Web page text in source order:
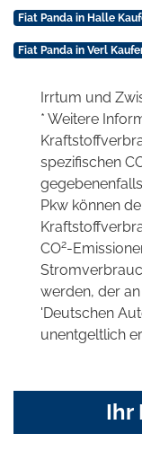
Fiat Panda in Halle
Fiat Panda in Verl
Irrtum und
* Weitere
spezifischen
Pkw können
CO2-
werden, der
'Deutschen
unentgeltlich
Ihr